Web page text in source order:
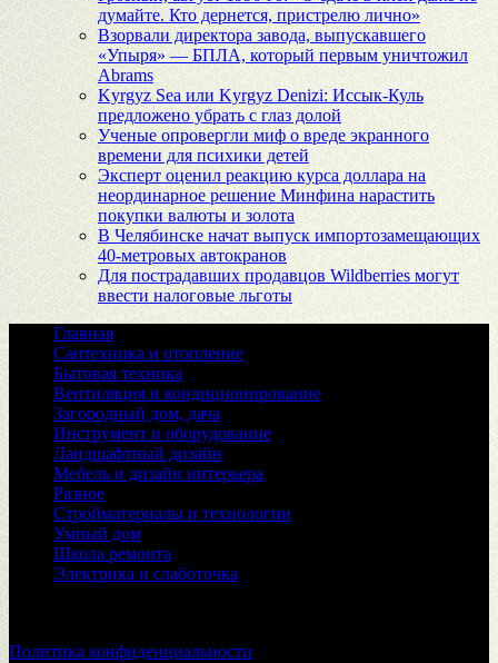
думайте. Кто дернется, пристрелю лично»
Взорвали директора завода, выпускавшего
«Упыря» — БПЛА, который первым уничтожил
Abrams
Kyrgyz Sea или Kyrgyz Denizi: Иссык-Куль
предложено убрать с глаз долой
Ученые опровергли миф о вреде экранного
времени для психики детей
Эксперт оценил реакцию курса доллара на
неординарное решение Минфина нарастить
покупки валюты и золота
В Челябинске начат выпуск импортозамещающих
40-метровых автокранов
Для пострадавших продавцов Wildberries могут
ввести налоговые льготы
Главная
Сантехника и отопление
Бытовая техника
Вентиляция и кондиционирование
Загородный дом, дача
Инструмент и оборудование
Ландшафтный дизайн
Мебель и дизайн интерьера
Разное
Стройматериалы и технологии
Умный дом
Школа ремонта
Электрика и слаботочка
Политика конфиденциальности